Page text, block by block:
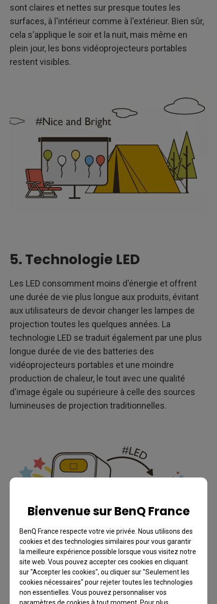
Bienvenue sur BenQ France
BenQ France respecte votre vie privée. Nous utilisons des
cookies et des technologies similaires pour vous garantir
la meilleure expérience possible lorsque vous visitez notre
site web. Vous pouvez accepter ces cookies en cliquant
sur "Accepter les cookies", ou cliquer sur "Seulement les
cookies nécessaires" pour rejeter toutes les technologies
non essentielles. Vous pouvez personnaliser vos
paramètres de cookies à tout moment. Pour plus
sont claires et nettes sur presque toutes les
surfaces, à l'intérieur comme à l'extérieur. Bien sûr,
cela s'applique le soir et la nuit, mais même en
plein jour, les bons vidéoprojecteurs portables
restent visibles.
5. Technologie LED
Les LED consomment moins d'énergie et offrent
une durée de vie plus longue aux produits, évitant
aux utilisateurs de devoir changer les lampes de
projection toutes les quelques années. La
technologie LED se traduit également par une plus
longue durée de vie des batteries des
vidéoprojecteurs portables et une moindre
production de chaleur, le tout avec une qualité
d'image égale ou supérieure à celle des sources
lumineuses de projection traditionnelles.